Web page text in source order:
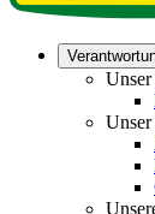
Unser